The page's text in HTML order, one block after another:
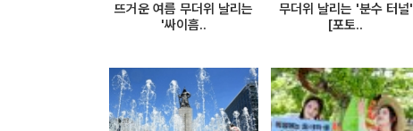
뜨거운 여름 무더위 날리는
'싸이흠..
무더위 날리는 '분수 터널'
[포토..